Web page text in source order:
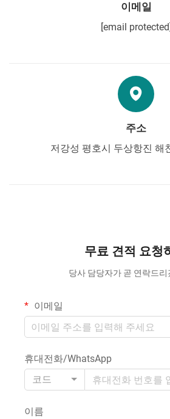
이메일
[email protected]
주소
저강성 평호시 두상항진 해
무료 견적 요청
당사 담당자가 곧 연락드리
이메일
휴대전화/WhatsApp
코드
이름